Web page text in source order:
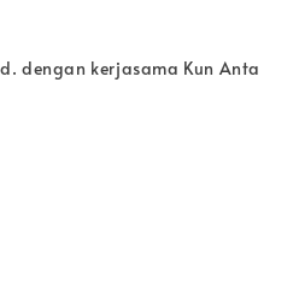
dengan kerjasama Kun Anta